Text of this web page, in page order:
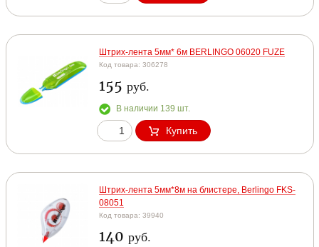
Штрих-лента 5мм* 6м BERLINGO 06020 FUZE
Код товара: 306278
155 руб.
В наличии 139 шт.
Купить
Штрих-лента 5мм*8м на блистере, Berlingo FKS-
08051
Код товара: 39940
140 руб.